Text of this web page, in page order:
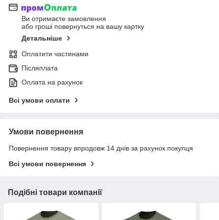
Ви отримаєте замовлення
або гроші повернуться на вашу картку
Детальніше
Оплатити частинами
Післяплата
Оплата на рахунок
Всі умови оплати
Умови повернення
Повернення товару впродовж 14 днів за рахунок покупця
Всі умови повернення
Подібні товари компанії